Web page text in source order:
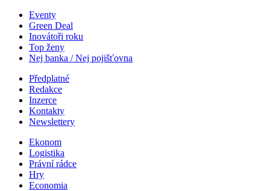
Eventy
Green Deal
Inovátoři roku
Top ženy
Nej banka / Nej pojišťovna
Předplatné
Redakce
Inzerce
Kontakty
Newslettery
Ekonom
Logistika
Právní rádce
Hry
Economia